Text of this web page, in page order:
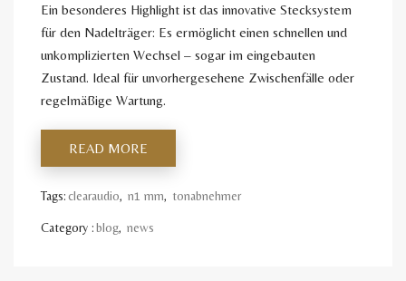
Ein besonderes Highlight ist das innovative Stecksystem
für den Nadelträger: Es ermöglicht einen schnellen und
unkomplizierten Wechsel – sogar im eingebauten
Zustand. Ideal für unvorhergesehene Zwischenfälle oder
regelmäßige Wartung.
READ MORE
Tags:clearaudio, n1 mm, tonabnehmer
Category :blog, news